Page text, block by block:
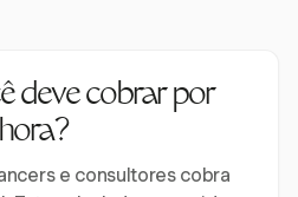
deve cobrar por
hora?
e consultores cobra